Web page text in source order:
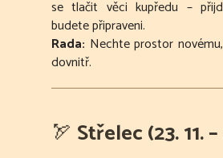
se tlačit věci kupředu –
budete připraveni.
Rada: Nechte prostor
dovnitř.
🏹 Střelec (23. 11. –